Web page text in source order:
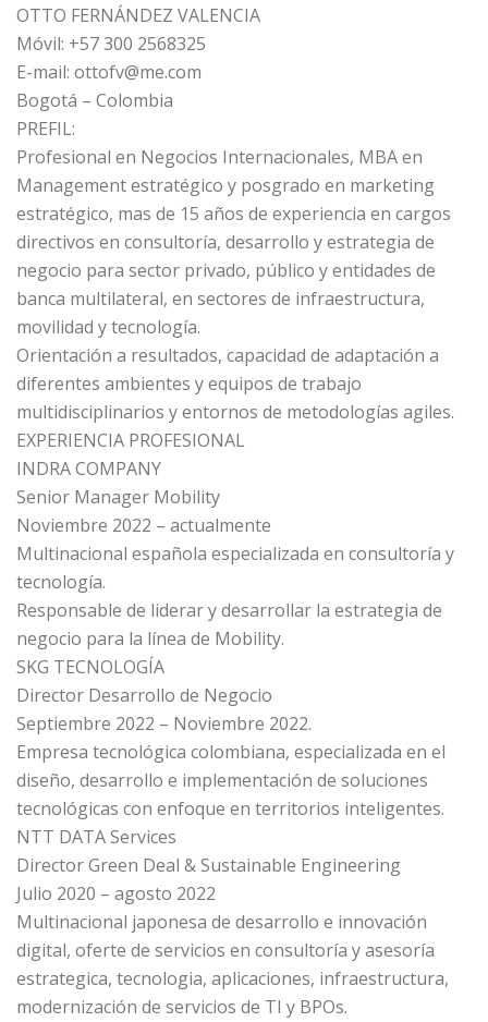
OTTO FERNÁNDEZ VALENCIA
Móvil: +57 300 2568325
E-mail: ottofv@me.com
Bogotá – Colombia
PREFIL:
Profesional en Negocios Internacionales, MBA en
Management estratégico y posgrado en marketing
estratégico, mas de 15 años de experiencia en cargos
directivos en consultoría, desarrollo y estrategia de
negocio para sector privado, público y entidades de
banca multilateral, en sectores de infraestructura,
movilidad y tecnología.
Orientación a resultados, capacidad de adaptación a
diferentes ambientes y equipos de trabajo
multidisciplinarios y entornos de metodologías agiles.
EXPERIENCIA PROFESIONAL
INDRA COMPANY
Senior Manager Mobility
Noviembre 2022 – actualmente
Multinacional española especializada en consultoría y
tecnología.
Responsable de liderar y desarrollar la estrategia de
negocio para la línea de Mobility.
SKG TECNOLOGÍA
Director Desarrollo de Negocio
Septiembre 2022 – Noviembre 2022.
Empresa tecnológica colombiana, especializada en el
diseño, desarrollo e implementación de soluciones
tecnológicas con enfoque en territorios inteligentes.
NTT DATA Services
Director Green Deal & Sustainable Engineering
Julio 2020 – agosto 2022
Multinacional japonesa de desarrollo e innovación
digital, oferte de servicios en consultoría y asesoría
estrategica, tecnologia, aplicaciones, infraestructura,
modernización de servicios de TI y BPOs.